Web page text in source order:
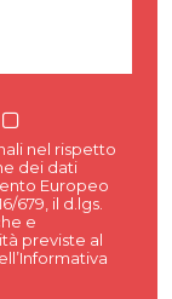
nel rispetto
dei dati
Europeo
679, il d.lgs.
e
previste al